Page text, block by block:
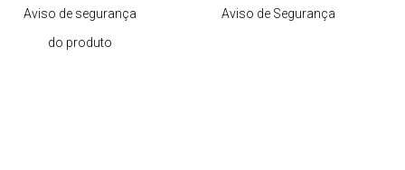
Aviso de segurança
do produto
Aviso de Segurança